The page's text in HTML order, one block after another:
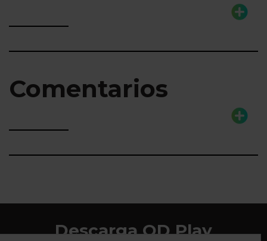
Comentarios
Descarga QD Play